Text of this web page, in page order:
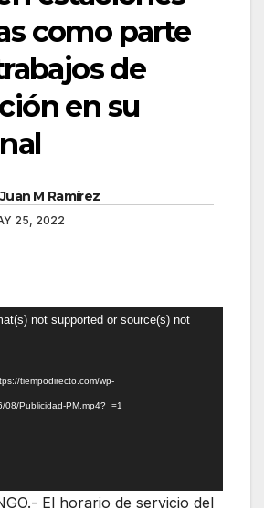
como parte
de
en su
Juan M Ramírez
25, 2022
not supported or source(s) not
tiempodirecto.com/wp-
Publicidad-PM.mp4?_=1
El horario de servicio del